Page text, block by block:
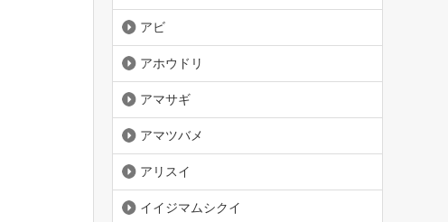
アビ
アホウドリ
アマサギ
アマツバメ
アリスイ
イイジマムシクイ